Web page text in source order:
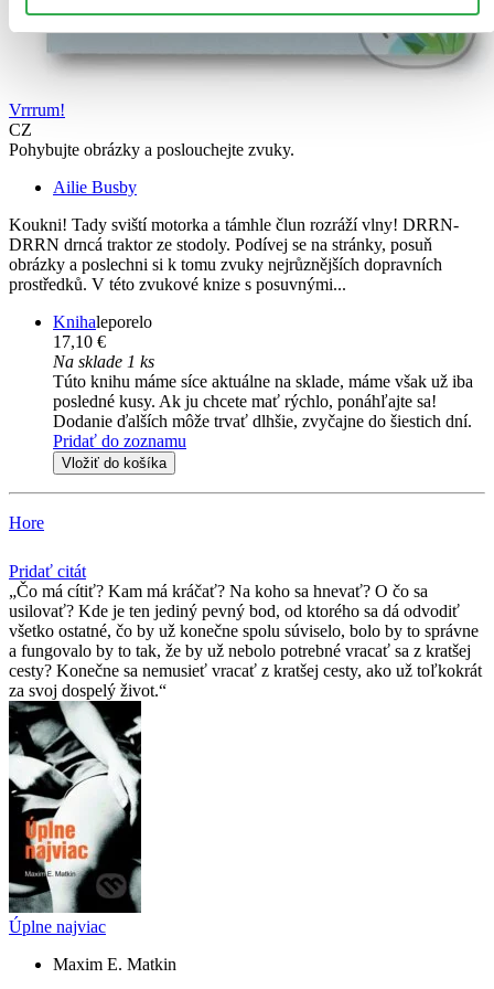
Vrrrum!
CZ
Pohybujte obrázky a poslouchejte zvuky.
Ailie Busby
Koukni! Tady sviští motorka a támhle člun rozráží vlny! DRRN-
DRRN drncá traktor ze stodoly. Podívej se na stránky, posuň
obrázky a poslechni si k tomu zvuky nejrůznějších dopravních
prostředků. V této zvukové knize s posuvnými...
Knihaleporelo
17,10 €
Na sklade 1 ks
Túto knihu máme síce aktuálne na sklade, máme však už iba
posledné kusy. Ak ju chcete mať rýchlo, ponáhľajte sa!
Dodanie ďalších môže trvať dlhšie, zvyčajne do šiestich dní.
Pridať do zoznamu
Vložiť do košíka
Hore
Pridať citát
Čo má cítiť? Kam má kráčať? Na koho sa hnevať? O čo sa
usilovať? Kde je ten jediný pevný bod, od ktorého sa dá odvodiť
všetko ostatné, čo by už konečne spolu súviselo, bolo by to správne
a fungovalo by to tak, že by už nebolo potrebné vracať sa z kratšej
cesty? Konečne sa nemusieť vracať z kratšej cesty, ako už toľkokrát
za svoj dospelý život.
Úplne najviac
Maxim E. Matkin